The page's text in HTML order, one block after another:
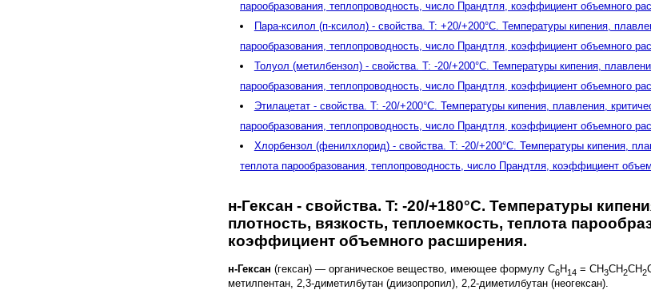
парообразования, теплопроводность, число Прандтля, коэффициент объемного
Пара-ксилол (п-ксилол) - свойства. T: +20/+200°C. Температуры кипения,
парообразования, теплопроводность, число Прандтля, коэффициент объемного
Толуол (метилбензол) - свойства. T: -20/+200°C. Температуры кипения,
парообразования, теплопроводность, число Прандтля, коэффициент объемного
Этилацетат - свойства. T: -20/+200°C. Температуры кипения, плавления,
парообразования, теплопроводность, число Прандтля, коэффициент объемного
Хлорбензол (фенилхлорид) - свойства. T: -20/+200°C. Температуры кипения,
теплота парообразования, теплопроводность, число Прандтля, коэффициент
н-Гексан - свойства. T: -20/+180°C. Температуры
плотность, вязкость, теплоемкость, теплота
коэффициент объемного расширения.
н-Гексан (гексан) — органическое вещество, имеющее формулу C6H14 = CH3CH2CH2
метилпентан, 2,3-диметилбутан (диизопропил), 2,2-диметилбутан (неогексан).